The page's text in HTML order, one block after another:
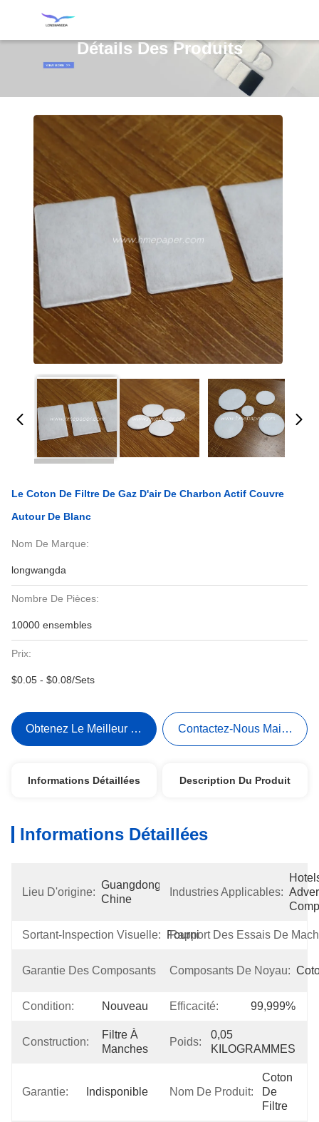
Détails Des Produits
Le Coton De Filtre De Gaz D'air De Charbon Actif Couvre
Autour De Blanc
Nom De Marque:
longwangda
Nombre De Pièces:
10000 ensembles
Prix:
$0.05 - $0.08/Sets
Obtenez Le Meilleur Prix Contactez-Nous Maintenant
Informations Détaillées Description Du Produit
Informations Détaillées
Lieu D'origine:
Guangdong,
Chine
Industries Applicables:
Sortant-Inspection Visuelle: Fourni
Rapport Des Essais De
Garantie Des Composants De Noyau:
Non
Disponible
Composants De Noyau:
Condition: Nouveau Efficacité: 99,999%
Construction:
Filtre À
Manches
Poids:
0,05
KILOGRAMMES
Garantie: Indisponible Nom De Produit:
Coton
De
Filtre